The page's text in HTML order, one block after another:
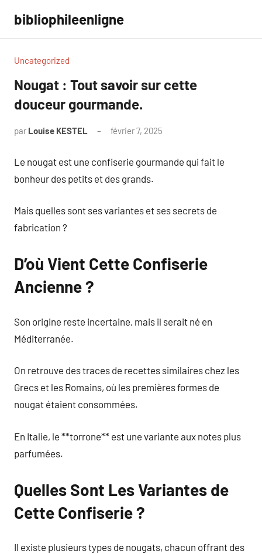
contenu
bibliophileenligne
Uncategorized
Nougat : Tout savoir sur cette
douceur gourmande.
par Louise KESTEL février 7, 2025
Le nougat est une confiserie gourmande qui fait le
bonheur des petits et des grands.
Mais quelles sont ses variantes et ses secrets de
fabrication ?
D’où Vient Cette Confiserie
Ancienne ?
Son origine reste incertaine, mais il serait né en
Méditerranée.
On retrouve des traces de recettes similaires chez les
Grecs et les Romains, où les premières formes de
nougat étaient consommées.
En Italie, le **torrone** est une variante aux notes plus
parfumées.
Quelles Sont Les Variantes de
Cette Confiserie ?
Il existe plusieurs types de nougats, chacun offrant des